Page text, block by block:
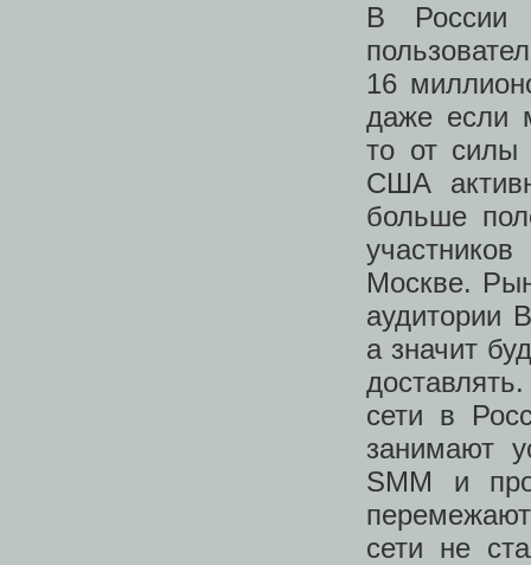
В России
16
даже если
то от силы
США
больше
Москве.
аудитории
а значит
сети в
занимают
SMM и
сети не